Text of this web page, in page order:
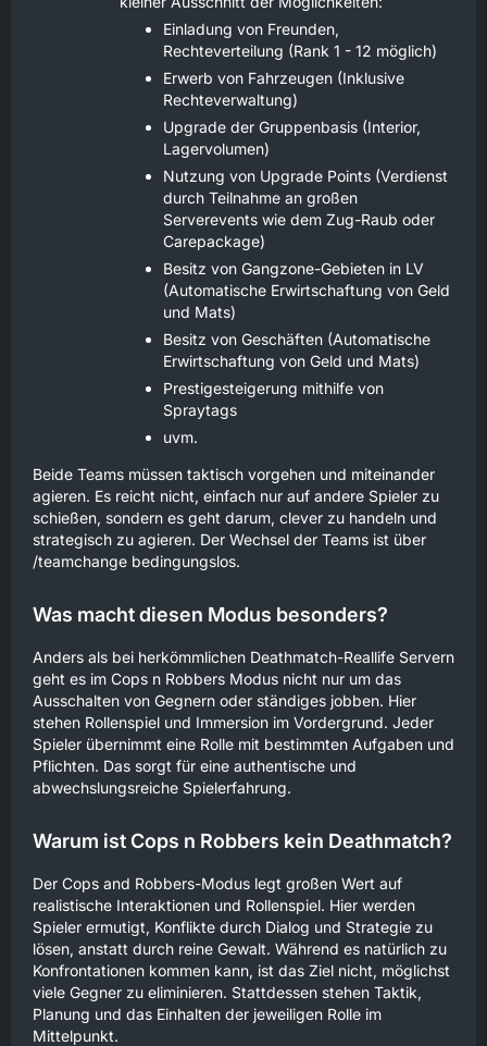
Einladung von Freunden,
Rechteverteilung (Rank 1 - 12 möglich)
Erwerb von Fahrzeugen (Inklusive
Rechteverwaltung)
Upgrade der Gruppenbasis (Interior,
Lagervolumen)
Nutzung von Upgrade Points (Verdienst
durch Teilnahme an großen
Serverevents wie dem Zug-Raub oder
Carepackage)
Besitz von Gangzone-Gebieten in LV
(Automatische Erwirtschaftung von Geld
und Mats)
Besitz von Geschäften (Automatische
Erwirtschaftung von Geld und Mats)
Prestigesteigerung mithilfe von
Spraytags
uvm.
Beide Teams müssen taktisch vorgehen und miteinander
agieren. Es reicht nicht, einfach nur auf andere Spieler zu
schießen, sondern es geht darum, clever zu handeln und
strategisch zu agieren. Der Wechsel der Teams ist über
/teamchange bedingungslos.
Was macht diesen Modus besonders?
Anders als bei herkömmlichen Deathmatch-Reallife Servern
geht es im Cops n Robbers Modus nicht nur um das
Ausschalten von Gegnern oder ständiges jobben. Hier
stehen Rollenspiel und Immersion im Vordergrund. Jeder
Spieler übernimmt eine Rolle mit bestimmten Aufgaben und
Pflichten. Das sorgt für eine authentische und
abwechslungsreiche Spielerfahrung.
Warum ist Cops n Robbers kein Deathmatch?
Der Cops and Robbers-Modus legt großen Wert auf
realistische Interaktionen und Rollenspiel. Hier werden
Spieler ermutigt, Konflikte durch Dialog und Strategie zu
lösen, anstatt durch reine Gewalt. Während es natürlich zu
Konfrontationen kommen kann, ist das Ziel nicht, möglichst
viele Gegner zu eliminieren. Stattdessen stehen Taktik,
Planung und das Einhalten der jeweiligen Rolle im
Mittelpunkt.